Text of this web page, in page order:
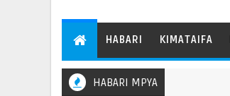
HABARI KIMATAIFA
HABARI MPYA